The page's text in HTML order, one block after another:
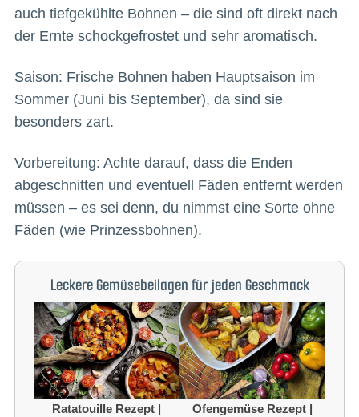
auch tiefgekühlte Bohnen – die sind oft direkt nach
der Ernte schockgefrostet und sehr aromatisch.
Saison: Frische Bohnen haben Hauptsaison im
Sommer (Juni bis September), da sind sie
besonders zart.
Vorbereitung: Achte darauf, dass die Enden
abgeschnitten und eventuell Fäden entfernt werden
müssen – es sei denn, du nimmst eine Sorte ohne
Fäden (wie Prinzessbohnen).
Leckere Gemüsebeilagen für jeden Geschmack
Ratatouille Rezept |
Ofengemüse Rezept |